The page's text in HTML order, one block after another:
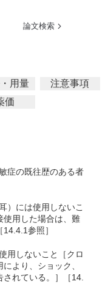
論文検索
用量
注意事項
価
症の既往歴のある者
）には使用しないこ
使用した場合は、難
参照］
用しないこと［クロ
より、ショック、
れている。］［14.